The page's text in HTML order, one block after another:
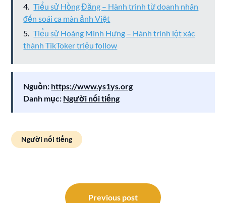
Tiểu sử Hồng Đăng – Hành trình từ doanh nhân
đến soái ca màn ảnh Việt
Tiểu sử Hoàng Minh Hưng – Hành trình lột xác
thành TikToker triệu follow
Nguồn: https://www.ys1ys.org
Danh mục: Người nổi tiếng
Người nổi tiếng
Previous post